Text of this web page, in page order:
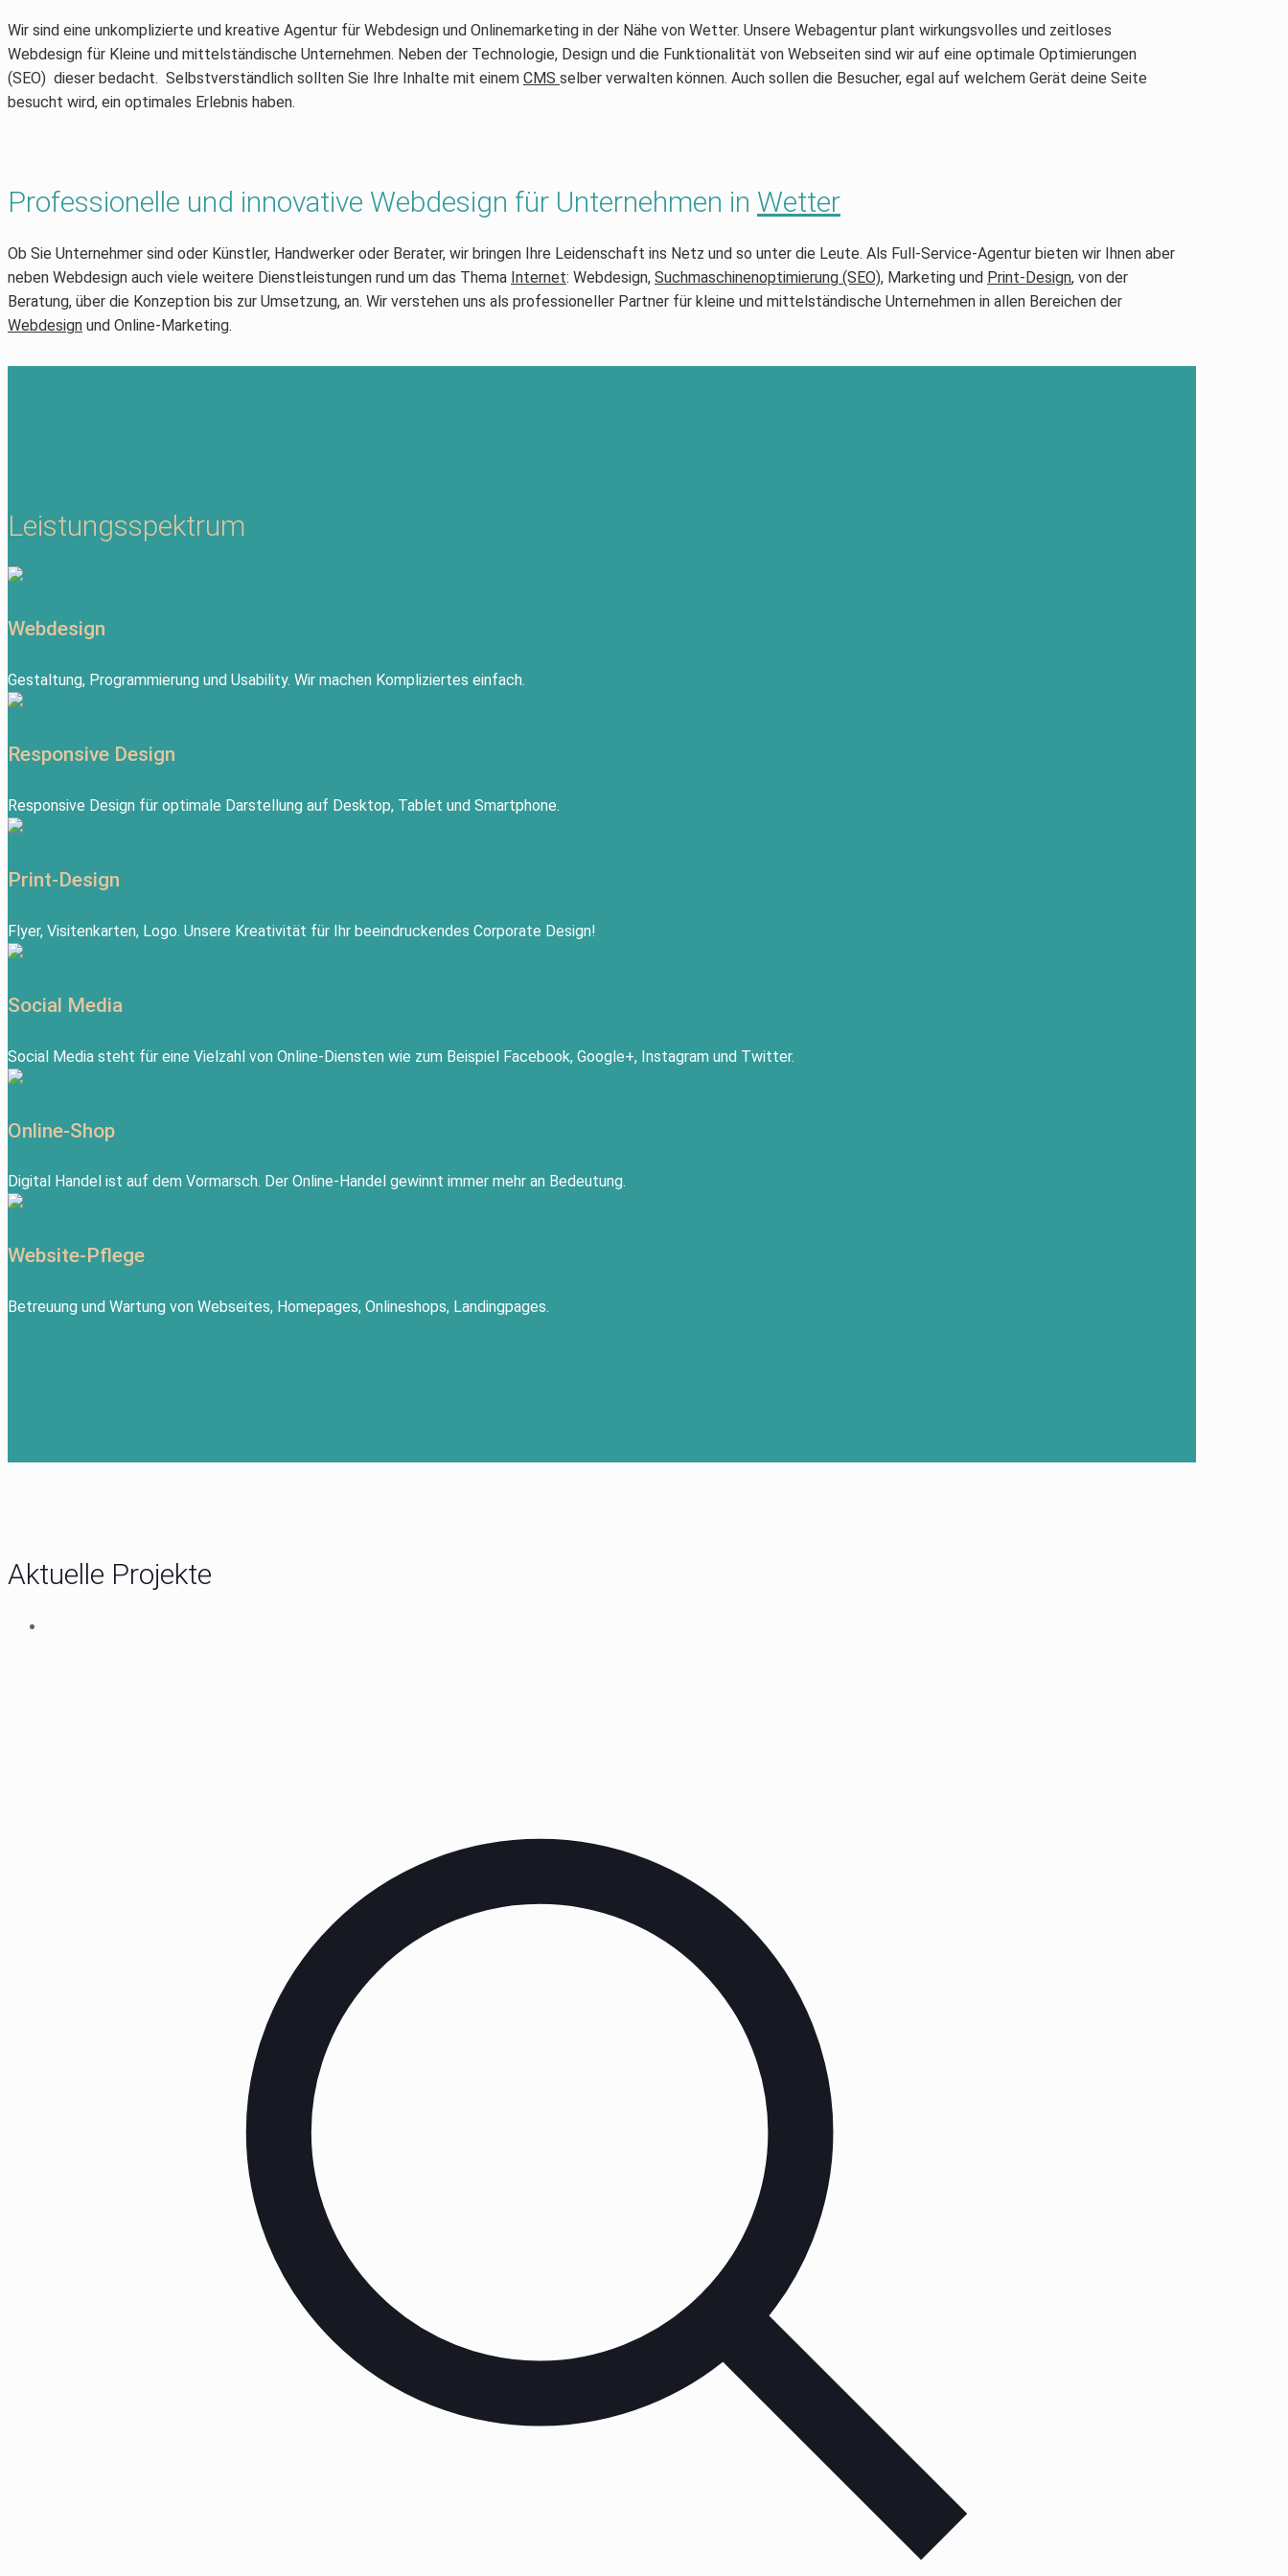
Wir sind eine unkomplizierte und kreative Agentur für Webdesign und Onlinemarketing in der Nähe von Wetter. Unsere Webagentur plant wirkungsvolles und zeitloses
Webdesign für Kleine und mittelständische Unternehmen. Neben der Technologie, Design und die Funktionalität von Webseiten sind wir auf eine optimale Optimierungen
(SEO) dieser bedacht. Selbstverständlich sollten Sie Ihre Inhalte mit einem CMS selber verwalten können. Auch sollen die Besucher, egal auf welchem Gerät deine Seite
besucht wird, ein optimales Erlebnis haben.
Professionelle und innovative Webdesign für Unternehmen in Wetter
Ob Sie Unternehmer sind oder Künstler, Handwerker oder Berater, wir bringen Ihre Leidenschaft ins Netz und so unter die Leute. Als Full-Service-Agentur bieten wir Ihnen aber
neben Webdesign auch viele weitere Dienstleistungen rund um das Thema Internet: Webdesign, Suchmaschinenoptimierung (SEO), Marketing und Print-Design, von der
Beratung, über die Konzeption bis zur Umsetzung, an. Wir verstehen uns als professioneller Partner für kleine und mittelständische Unternehmen in allen Bereichen der
Webdesign und Online-Marketing.
Leistungsspektrum
Webdesign
Gestaltung, Programmierung und Usability. Wir machen Kompliziertes einfach.
Responsive Design
Responsive Design für optimale Darstellung auf Desktop, Tablet und Smartphone.
Print-Design
Flyer, Visitenkarten, Logo. Unsere Kreativität für Ihr beeindruckendes Corporate Design!
Social Media
Social Media steht für eine Vielzahl von Online-Diensten wie zum Beispiel Facebook, Google+, Instagram und Twitter.
Online-Shop
Digital Handel ist auf dem Vormarsch. Der Online-Handel gewinnt immer mehr an Bedeutung.
Website-Pflege
Betreuung und Wartung von Webseites, Homepages, Onlineshops, Landingpages.
Aktuelle Projekte